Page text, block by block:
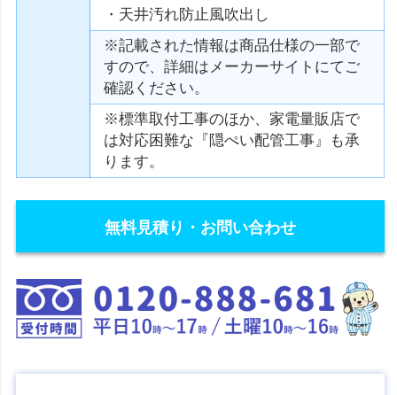
・天井汚れ防止風吹出し
※記載された情報は商品仕様の一部で
すので、詳細はメーカーサイトにてご
確認ください。
※標準取付工事のほか、家電量販店で
は対応困難な『隠ぺい配管工事』も承
ります。
無料見積り・お問い合わせ